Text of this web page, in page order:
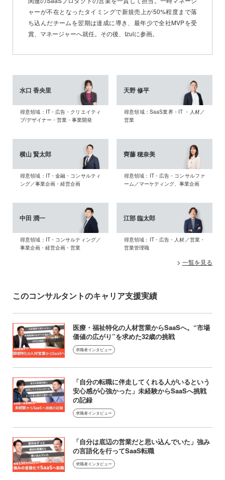
ャーが不在となったタイミングで新規売上が50%程度まで落
ち込んだチームを翌期は達成に導き、最年少で全社MVPを受
賞、マネージャーへ就任。その後、Izulに参画。
水口 香央里
得意領域：IT・広告・クリエイティ
ブ/デザイナー・営業・事業開発
天野 修平
得意領域：SaaS業界・IT ・人材／
営業
横山 賢太郎
得意領域：IT・金融・コンサルティ
ング／事業企画・経営企画
齊藤 穂奈美
得意領域：IT・広告・コンサルファ
ーム／マーケティング、事業企画
中田 潤一
得意領域：IT・コンサルティング／
事業企画・経営企画・営業
江部 臨太郎
得意領域：IT・広告・人材／営業・
営業管理職
一覧を見る
このコンサルタントのキャリア支援実績
医療・福祉特化の人材営業からSaaSへ。“市場
価値の広がり”を求めた32歳の挑戦
求職者インタビュー
「自分の転職に伴走してくれる人がいるという
安心感が心強かった」未経験からSaaSへ挑戦
の記録
求職者インタビュー
「自分は底辺の営業だと思い込んでいた」強み
の言語化を行ってSaaS転職
求職者インタビュー